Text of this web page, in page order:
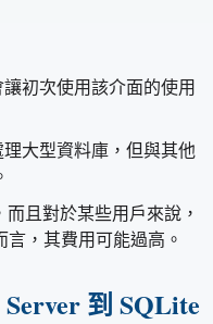
讓初次使用該介面的使用
理大型資料庫，但與其他
且對於某些用戶來說，
，其費用可能過高。
到 SQLite